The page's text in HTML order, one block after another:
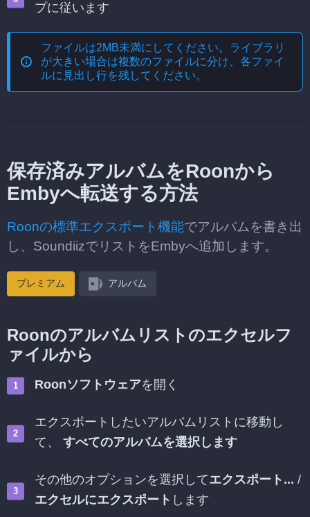
プに従います
ファイルは2MB未満にしてください。ライブラリ
が大きい場合は複数のファイルに分け、各ファイ
ルに見出し行を残してください。
保存済みアルバムをRoonから
Embyへ転送する方法
Roonの標準エクスポート機能でアルバムを書き出
し、SoundiizでリストをEmbyへ追加します。
プレミアム アルバム
Roonのアルバムリストのエクセルフ
ァイルから
Roonソフトウェアを開く
エクスポートしたいアルバムリストに移動し
て、 すべてのアルバムを選択します
その他のオプションを選択してエクスポート... /
エクセルにエクスポート します